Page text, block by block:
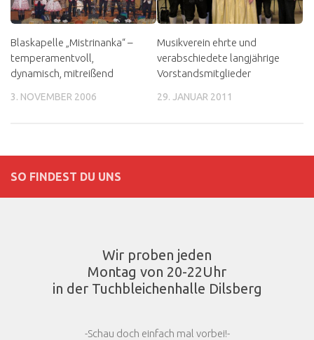
Blaskapelle „Mistrinanka“ –
temperamentvoll,
dynamisch, mitreißend
3. NOVEMBER 2006
Musikverein ehrte und
verabschiedete langjährige
Vorstandsmitglieder
29. JANUAR 2011
SO FINDEST DU UNS
Wir proben jeden
Montag von 20-22Uhr
in der Tuchbleichenhalle Dilsberg
-Schau doch einfach mal vorbei!-